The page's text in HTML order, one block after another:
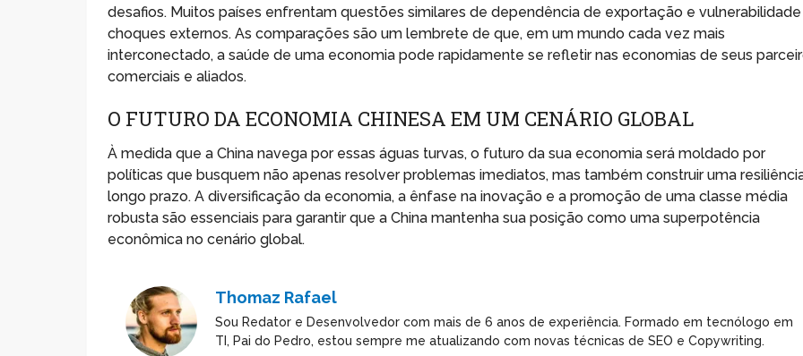
desafios. Muitos países enfrentam questões similares de dependência de exportação e
choques externos. As comparações são um lembrete de que, em um mundo cada vez mais
interconectado, a saúde de uma economia pode rapidamente se refletir nas economias de seus
comerciais e aliados.
O FUTURO DA ECONOMIA CHINESA EM UM CENÁRIO GLOBAL
À medida que a China navega por essas águas turvas, o futuro da sua economia será moldado por
políticas que busquem não apenas resolver problemas imediatos, mas também construir uma
longo prazo. A diversificação da economia, a ênfase na inovação e a promoção de uma classe média
robusta são essenciais para garantir que a China mantenha sua posição como uma superpotência
econômica no cenário global.
Thomaz Rafael
Sou Redator e Desenvolvedor com mais de 6 anos de experiência. Formado em tecnólogo em
TI, Pai do Pedro, estou sempre me atualizando com novas técnicas de SEO e Copywriting.